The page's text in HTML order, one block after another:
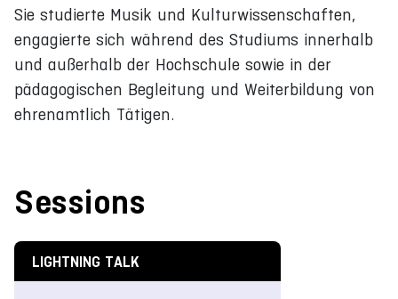
Sie studierte Musik und Kulturwissenschaften,
engagierte sich während des Studiums innerhalb
und außerhalb der Hochschule sowie in der
pädagogischen Begleitung und Weiterbildung von
ehrenamtlich Tätigen.
Sessions
LIGHTNING TALK